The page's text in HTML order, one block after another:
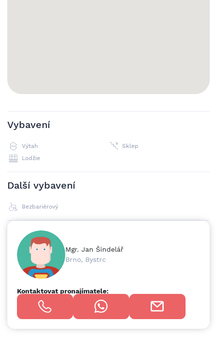
Vybavení
Výtah
Sklep
Lodžie
Další vybavení
Bezbariérový
Mgr. Jan Šindelář
Brno, Bystrc
Kontaktovat pronajímatele: